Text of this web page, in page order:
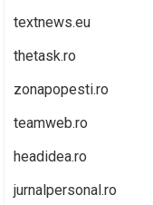
textnews.eu
thetask.ro
zonapopesti.ro
teamweb.ro
headidea.ro
jurnalpersonal.ro